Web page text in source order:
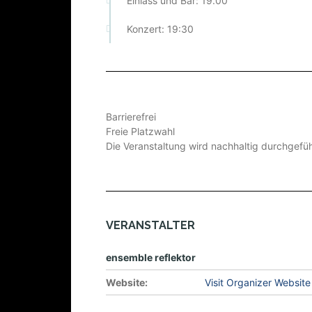
Konzert: 19:30
Barrierefrei
Freie Platzwahl
Die Veranstaltung wird nachhaltig
VERANSTALTER
ensemble reflektor
Website: Visit Organizer Website